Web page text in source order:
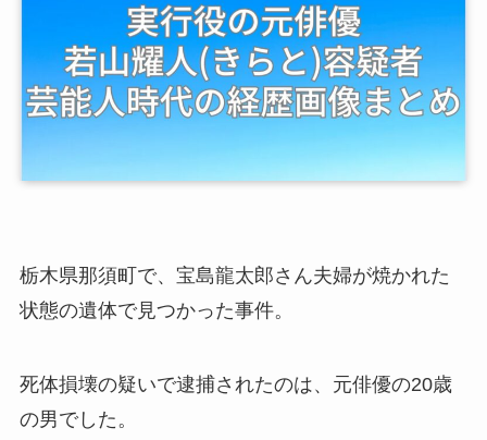
栃木県那須町で、宝島龍太郎さん夫婦が焼かれた
状態の遺体で見つかった事件。
死体損壊の疑いで逮捕されたのは、元俳優の20歳
の男でした。